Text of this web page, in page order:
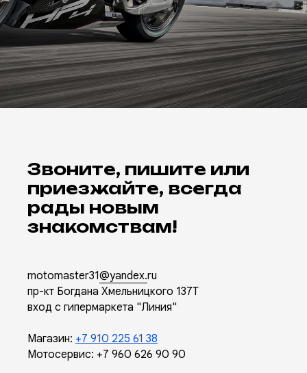
Звоните, пишите или
приезжайте, всегда
рады новым
знакомствам!
motomaster31@yandex.ru
пр-кт Богдана Хмельницкого 137Т
вход с гипермаркета "Линия"
Магазин: +7 910 225 61 38
Мотосервис: +7 960 626 90 90